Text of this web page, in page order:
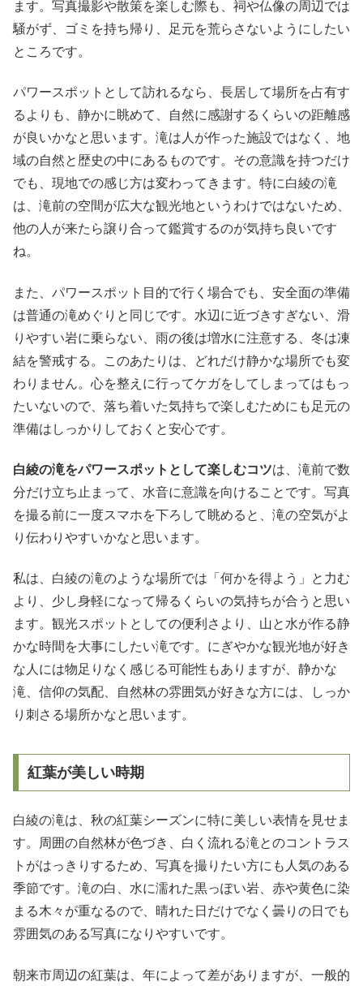
ます。写真撮影や散策を楽しむ際も、祠や仏像の周辺では
騒がず、ゴミを持ち帰り、足元を荒らさないようにしたい
ところです。
パワースポットとして訪れるなら、長居して場所を占有す
るよりも、静かに眺めて、自然に感謝するくらいの距離感
が良いかなと思います。滝は人が作った施設ではなく、地
域の自然と歴史の中にあるものです。その意識を持つだけ
でも、現地での感じ方は変わってきます。特に白綾の滝
は、滝前の空間が広大な観光地というわけではないため、
他の人が来たら譲り合って鑑賞するのが気持ち良いです
ね。
また、パワースポット目的で行く場合でも、安全面の準備
は普通の滝めぐりと同じです。水辺に近づきすぎない、滑
りやすい岩に乗らない、雨の後は増水に注意する、冬は凍
結を警戒する。このあたりは、どれだけ静かな場所でも変
わりません。心を整えに行ってケガをしてしまってはもっ
たいないので、落ち着いた気持ちで楽しむためにも足元の
準備はしっかりしておくと安心です。
白綾の滝をパワースポットとして楽しむコツは、滝前で数
分だけ立ち止まって、水音に意識を向けることです。写真
を撮る前に一度スマホを下ろして眺めると、滝の空気がよ
り伝わりやすいかなと思います。
私は、白綾の滝のような場所では「何かを得よう」と力む
より、少し身軽になって帰るくらいの気持ちが合うと思い
ます。観光スポットとしての便利さより、山と水が作る静
かな時間を大事にしたい滝です。にぎやかな観光地が好き
な人には物足りなく感じる可能性もありますが、静かな
滝、信仰の気配、自然林の雰囲気が好きな方には、しっか
り刺さる場所かなと思います。
紅葉が美しい時期
白綾の滝は、秋の紅葉シーズンに特に美しい表情を見せま
す。周囲の自然林が色づき、白く流れる滝とのコントラス
トがはっきりするため、写真を撮りたい方にも人気のある
季節です。滝の白、水に濡れた黒っぽい岩、赤や黄色に染
まる木々が重なるので、晴れた日だけでなく曇りの日でも
雰囲気のある写真になりやすいです。
朝来市周辺の紅葉は、年によって差がありますが、一般的